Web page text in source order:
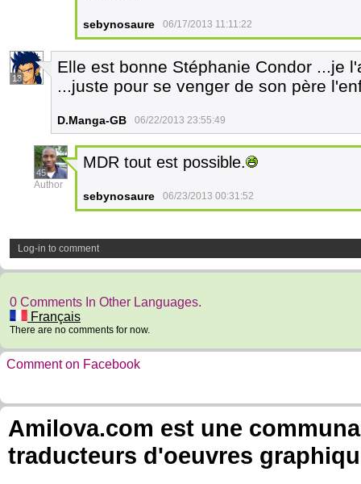
sebynosaure 06/17/2013 11:11:22
13
Elle est bonne Stéphanie Condor ...je
...juste pour se venger de son père
D.Manga-GB 06/22/2013 23:55:49
45
Author
MDR tout est possible.
sebynosaure 06/23/2013 00:31:52
Log-in to comment
0 Comments In Other Languages.
Français
There are no comments for now.
Comment on Facebook
Amilova.com est une
traducteurs d'oeuvres